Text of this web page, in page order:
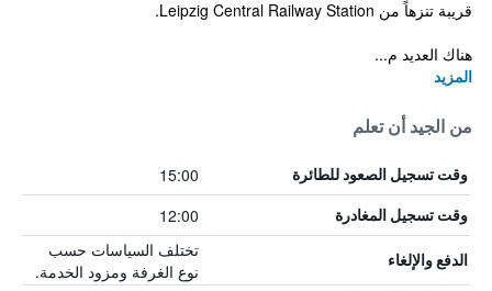
قريبة تنزهاً من Leipzig Central Railway Station.
هناك العديد م...
المزيد
من الجيد أن تعلم
وقت تسجيل الصعود للطائرة 15:00
وقت تسجيل المغادرة 12:00
الدفع والإلغاء
تختلف السياسات حسب
نوع الغرفة ومزود الخدمة.